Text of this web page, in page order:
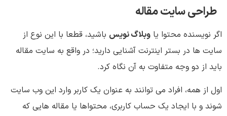
طراحی سایت مقاله
اگر نویسنده محتوا یا وبلاگ نویس باشید، قطعا با این نوع از
سایت ها در بستر اینترنت آشنایی دارید؛ در واقع به سایت مقاله
باید از دو وجه متفاوت به آن نگاه کرد.
اول از همه، افراد می توانند به عنوان یک کاربر وارد این وب سایت
شوند و با ایجاد یک حساب کاربری، محتواها یا مقاله هایی که